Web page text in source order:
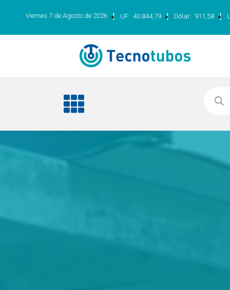
Viernes 7 de Agosto de 2026 | UF: 40.844,79 | Dólar: 911,58 |